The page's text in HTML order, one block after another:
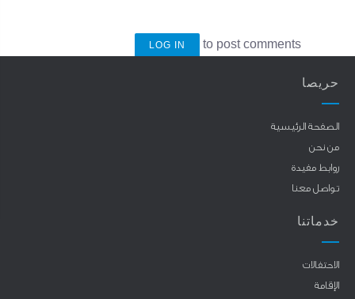
LOG IN to post comments
حريصا
الصفحة الرئيسية
من نحن
روابط مفيدة
تواصل معنا
خدماتنا
الاحتفالات
الإقامة